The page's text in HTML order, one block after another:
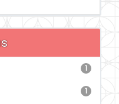
1
1